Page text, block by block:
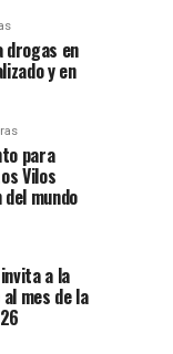
drogas en
y en
para
Vilos
mundo
a la
mes de la